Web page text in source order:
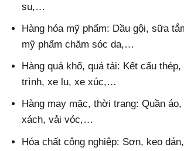
su,…
Hàng hóa mỹ phẩm: Dầu gội, sữa
mỹ phẩm chăm sóc da,…
Hàng quá khổ, quá tải: Kết cấu
trình, xe lu, xe xúc,…
Hàng may mặc, thời trang: Quần
xách, vải vóc,…
Hóa chất công nghiệp: Sơn, keo